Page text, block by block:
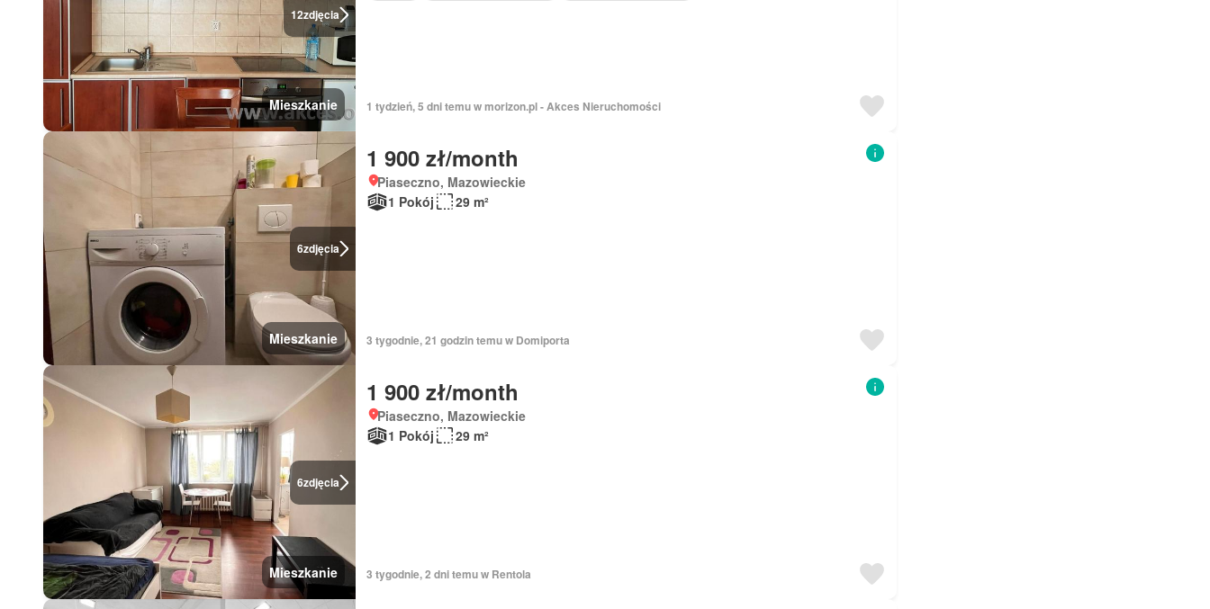
12zdjęcia
Mieszkanie 1 tydzień, 5 dni temu w morizon.pl - Akces Nieruchomości
6zdjęcia
Mieszkanie
1 900 zł/month
Piaseczno, Mazowieckie
1 Pokój
29 m²
3 tygodnie, 21 godzin temu w Domiporta
6zdjęcia
Mieszkanie
1 900 zł/month
Piaseczno, Mazowieckie
1 Pokój
29 m²
3 tygodnie, 2 dni temu w Rentola